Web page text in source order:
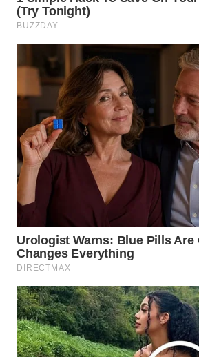
WAHANA
LISTRIK
WAHANA
TRAVEL
WAHANA
TV
WAHANANEWS
WAHANANEWS
CO ID
WAHANANEWS
NET
WAHANA
SPORT